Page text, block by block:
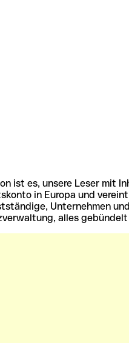
ist es, unsere Leser mit
in Europa und
Unternehmen
alles